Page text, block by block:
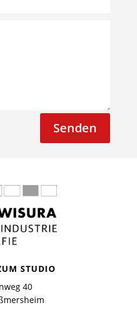
Senden
STUDIO
40